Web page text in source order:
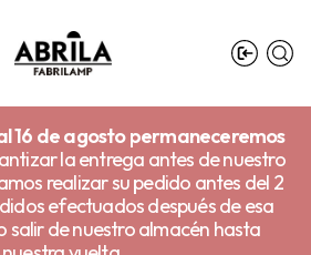
16 de agosto permaneceremos
la entrega antes de nuestro
realizar su pedido antes del 2
efectuados después de esa
salir de nuestro almacén hasta